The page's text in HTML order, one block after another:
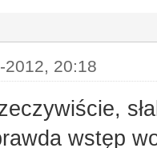
2012, 20:18
wstęp